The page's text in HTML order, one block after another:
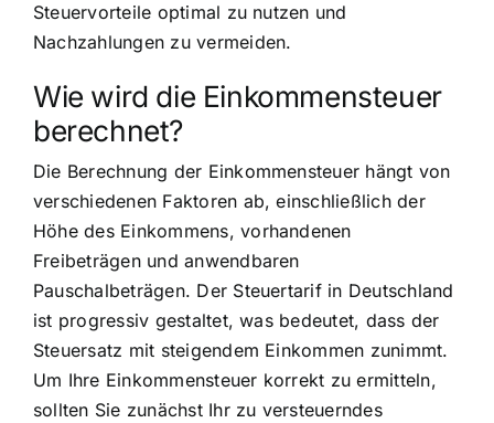
Steuervorteile optimal zu nutzen und
Nachzahlungen zu vermeiden.
Wie wird die Einkommensteuer
berechnet?
Die Berechnung der Einkommensteuer hängt von
verschiedenen Faktoren ab, einschließlich der
Höhe des Einkommens, vorhandenen
Freibeträgen und anwendbaren
Pauschalbeträgen. Der Steuertarif in Deutschland
ist progressiv gestaltet, was bedeutet, dass der
Steuersatz mit steigendem Einkommen zunimmt.
Um Ihre Einkommensteuer korrekt zu ermitteln,
sollten Sie zunächst Ihr zu versteuerndes